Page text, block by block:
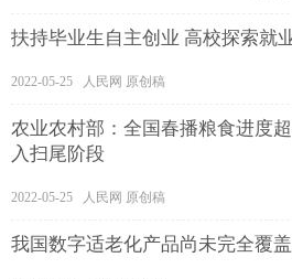
扶持毕业生自主创业 高校探索就
2022-05-25 人民网 原创稿
农业农村部：全国春播粮食进度
入扫尾阶段
2022-05-25 人民网 原创稿
我国数字适老化产品尚未完全覆